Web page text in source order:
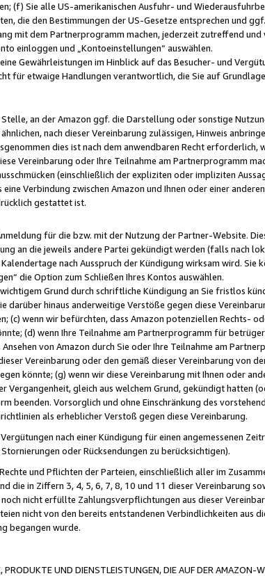
(f) Sie alle US-amerikanischen Ausfuhr- und
die den Bestimmungen der US-Gesetze entsprechen und
mit dem Partnerprogramm machen, jederzeit zutreffend
einloggen und „Kontoeinstellungen“ auswählen.
Gewährleistungen im Hinblick auf das Besucher- und
für etwaige Handlungen verantwortlich, die Sie auf
an der Amazon ggf. die Darstellung oder sonstige
nach dieser Vereinbarung zulässigen, Hinweis
dies ist nach dem anwendbaren Recht
Vereinbarung oder Ihre Teilnahme am Partnerprogramm
(einschließlich der expliziten oder impliziten
Verbindung zwischen Amazon und Ihnen oder einer
gestattet ist.
für die bzw. mit der Nutzung der Partner-Website.
an die jeweils andere Partei gekündigt werden (falls nach
nach Ausspruch der Kündigung wirksam wird. Sie
die Option zum Schließen Ihres Kontos auswählen.
Grund durch schriftliche Kündigung an Sie fristlos
darüber hinaus anderweitige Verstöße gegen diese
(c) wenn wir befürchten, dass Amazon potenziellen Rechts-
(d) wenn Ihre Teilnahme am Partnerprogramm für
von Amazon durch Sie oder Ihre Teilnahme am
Vereinbarung oder den gemäß dieser Vereinbarung von
könnte; (g) wenn wir diese Vereinbarung mit Ihnen oder
Vergangenheit, gleich aus welchem Grund, gekündigt hatten
beenden. Vorsorglich und ohne Einschränkung des
als erheblicher Verstoß gegen diese Vereinbarung.
nach einer Kündigung für einen angemessenen
oder Rücksendungen zu berücksichtigen).
und Pflichten der Parteien, einschließlich aller im
die in Ziffern 3, 4, 5, 6, 7, 8, 10 und 11 dieser Vereinbarung
nicht erfüllte Zahlungsverpflichtungen aus dieser
nicht von den bereits entstandenen Verbindlichkeiten aus
begangen wurde.
UND DIENSTLEISTUNGEN, DIE AUF DER AMAZON-